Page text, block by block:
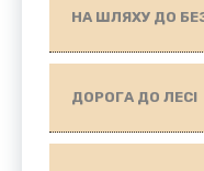
НА ШЛЯХУ ДО
ДОРОГА ДО ЛЕСІ